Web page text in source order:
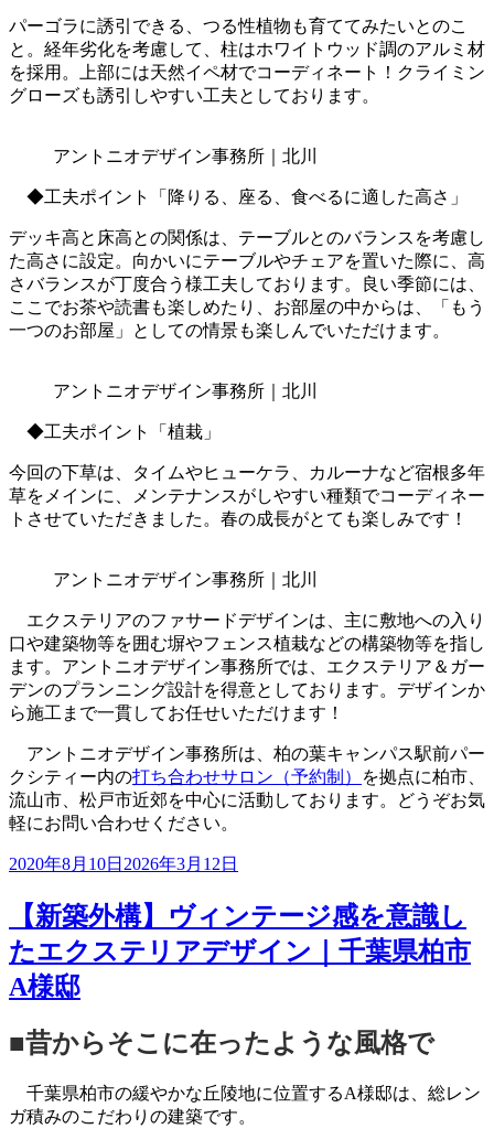
パーゴラに誘引できる、つる性植物も育ててみたいとのこ
と。経年劣化を考慮して、柱はホワイトウッド調のアルミ材
を採用。上部には天然イペ材でコーディネート！クライミン
グローズも誘引しやすい工夫としております。
アントニオデザイン事務所｜北川
◆工夫ポイント「降りる、座る、食べるに適した高さ」
デッキ高と床高との関係は、テーブルとのバランスを考慮し
た高さに設定。向かいにテーブルやチェアを置いた際に、高
さバランスが丁度合う様工夫しております。良い季節には、
ここでお茶や読書も楽しめたり、お部屋の中からは、「もう
一つのお部屋」としての情景も楽しんでいただけます。
アントニオデザイン事務所｜北川
◆工夫ポイント「植栽」
今回の下草は、タイムやヒューケラ、カルーナなど宿根多年
草をメインに、メンテナンスがしやすい種類でコーディネー
トさせていただきました。春の成長がとても楽しみです！
アントニオデザイン事務所｜北川
エクステリアのファサードデザインは、主に敷地への入り
口や建築物等を囲む塀やフェンス植栽などの構築物等を指し
ます。アントニオデザイン事務所では、エクステリア＆ガー
デンのプランニング設計を得意としております。デザインか
ら施工まで一貫してお任せいただけます！
アントニオデザイン事務所は、柏の葉キャンパス駅前パー
クシティー内の打ち合わせサロン（予約制）
を拠点に柏市、
流山市、松戸市近郊を中心に活動しております。どうぞお気
軽にお問い合わせください。
投
日:
2020年8月10日 2026年3月12日
【新築外構】ヴィンテージ感を意識し
たエクステリアデザイン｜千葉県柏市
A様邸
■昔からそこに在ったような風格で
千葉県柏市の緩やかな丘陵地に位置するA様邸は、総レン
ガ積みのこだわりの建築です。